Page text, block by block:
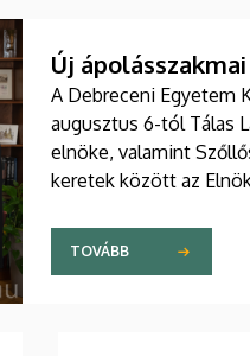
Új
A Debreceni Egyetem
augusztus 6-tól Tálas
elnöke, valamint
keretek között az
TOVÁBB